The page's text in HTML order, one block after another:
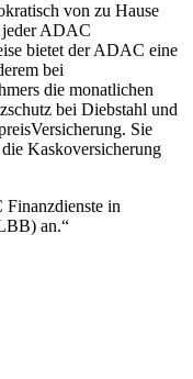
von zu Hause
jeder ADAC
bietet der ADAC eine
bei
die monatlichen
bei Diebstahl und
Sie
Kaskoversicherung
in
an.“